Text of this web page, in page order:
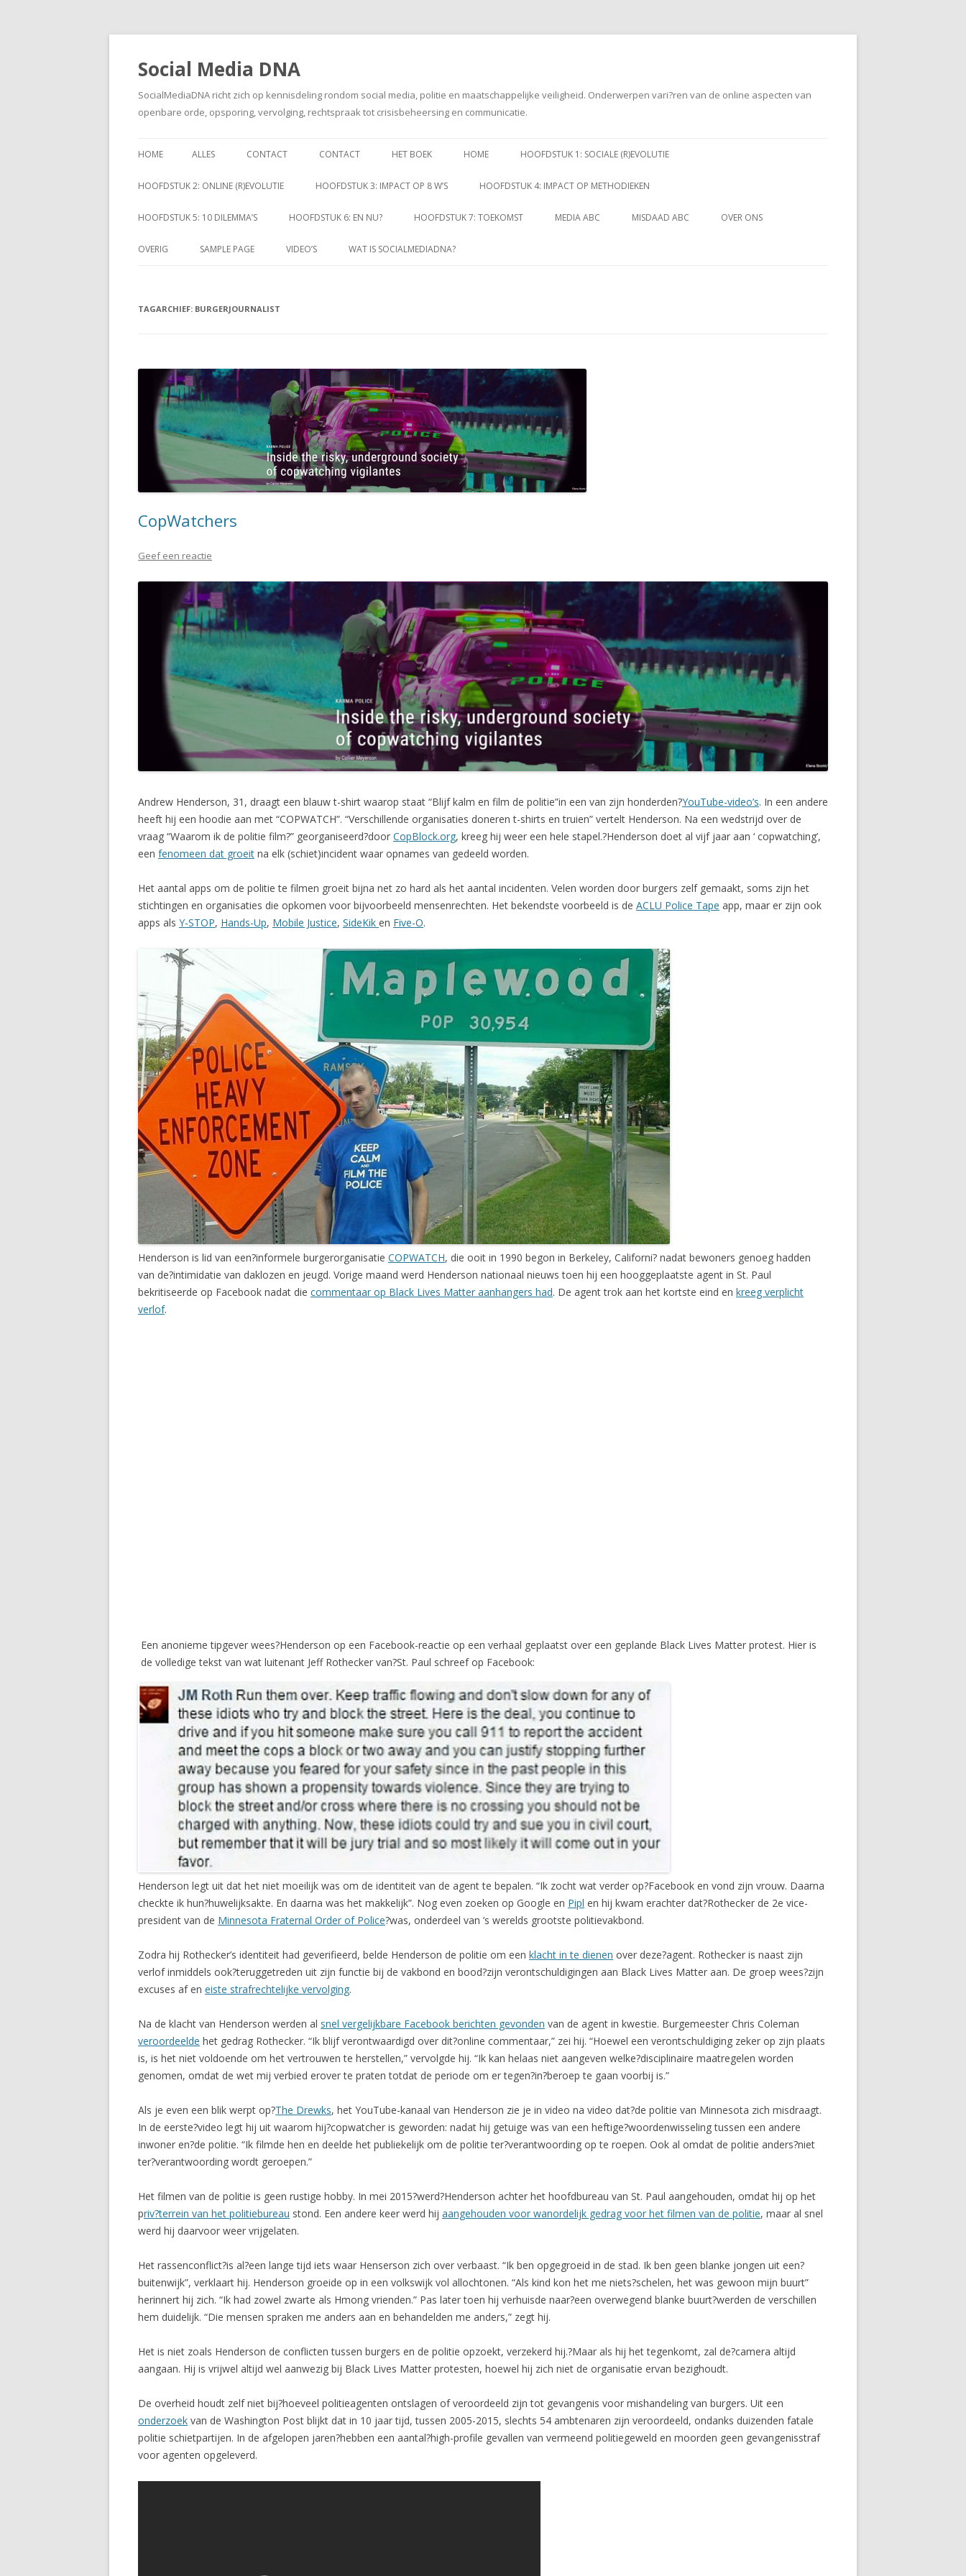
Social Media DNA
SocialMediaDNA richt zich op kennisdeling rondom social media, politie en maatschappelijke veiligheid. Onderwerpen vari?ren van de online aspecten van
openbare orde, opsporing, vervolging, rechtspraak tot crisisbeheersing en communicatie.
naar
HOME ALLES CONTACT CONTACT HET BOEK HOME HOOFDSTUK 1: SOCIALE (R)EVOLUTIE
HOOFDSTUK 2: ONLINE (R)EVOLUTIE HOOFDSTUK 3: IMPACT OP 8 W’S HOOFDSTUK 4: IMPACT OP METHODIEKEN
HOOFDSTUK 5: 10 DILEMMA’S HOOFDSTUK 6: EN NU? HOOFDSTUK 7: TOEKOMST MEDIA ABC MISDAAD ABC OVER ONS
OVERIG SAMPLE PAGE VIDEO’S WAT IS SOCIALMEDIADNA?
TAGARCHIEF: BURGERJOURNALIST
CopWatchers
Geef een reactie
Andrew Henderson, 31, draagt een blauw t-shirt waarop staat “Blijf kalm en film de politie”in een van zijn honderden?YouTube-video’s. In een andere
heeft hij een hoodie aan met “COPWATCH”. “Verschillende organisaties doneren t-shirts en truien” vertelt Henderson. Na een wedstrijd over de
vraag “Waarom ik de politie film?” georganiseerd?door CopBlock.org, kreeg hij weer een hele stapel.?Henderson doet al vijf jaar aan ‘ copwatching’,
een fenomeen dat groeit na elk (schiet)incident waar opnames van gedeeld worden.
Het aantal apps om de politie te filmen groeit bijna net zo hard als het aantal incidenten. Velen worden door burgers zelf gemaakt, soms zijn het
stichtingen en organisaties die opkomen voor bijvoorbeeld mensenrechten. Het bekendste voorbeeld is de ACLU Police Tape app, maar er zijn ook
apps als Y-STOP, Hands-Up, Mobile Justice, SideKik en Five-O.
Henderson is lid van een?informele burgerorganisatie COPWATCH, die ooit in 1990 begon in Berkeley, Californi? nadat bewoners genoeg hadden
van de?intimidatie van daklozen en jeugd. Vorige maand werd Henderson nationaal nieuws toen hij een hooggeplaatste agent in St. Paul
bekritiseerde op Facebook nadat die commentaar op Black Lives Matter aanhangers had. De agent trok aan het kortste eind en kreeg verplicht
verlof.
Een anonieme tipgever wees?Henderson op een Facebook-reactie op een verhaal geplaatst over een geplande Black Lives Matter protest. Hier is
de volledige tekst van wat luitenant Jeff Rothecker van?St. Paul schreef op Facebook:
Henderson legt uit dat het niet moeilijk was om de identiteit van de agent te bepalen. “Ik zocht wat verder op?Facebook en vond zijn vrouw. Daarna
checkte ik hun?huwelijksakte. En daarna was het makkelijk”. Nog even zoeken op Google en Pipl en hij kwam erachter dat?Rothecker de 2e vice-
president van de Minnesota Fraternal Order of Police?was, onderdeel van ’s werelds grootste politievakbond.
Zodra hij Rothecker’s identiteit had geverifieerd, belde Henderson de politie om een klacht in te dienen over deze?agent. Rothecker is naast zijn
verlof inmiddels ook?teruggetreden uit zijn functie bij de vakbond en bood?zijn verontschuldigingen aan Black Lives Matter aan. De groep wees?zijn
excuses af en eiste strafrechtelijke vervolging.
Na de klacht van Henderson werden al snel vergelijkbare Facebook berichten gevonden van de agent in kwestie. Burgemeester Chris Coleman
veroordeelde het gedrag Rothecker. “Ik blijf verontwaardigd over dit?online commentaar,” zei hij. “Hoewel een verontschuldiging zeker op zijn plaats
is, is het niet voldoende om het vertrouwen te herstellen,” vervolgde hij. “Ik kan helaas niet aangeven welke?disciplinaire maatregelen worden
genomen, omdat de wet mij verbied erover te praten totdat de periode om er tegen?in?beroep te gaan voorbij is.”
Als je even een blik werpt op?The Drewks, het YouTube-kanaal van Henderson zie je in video na video dat?de politie van Minnesota zich misdraagt.
In de eerste?video legt hij uit waarom hij?copwatcher is geworden: nadat hij getuige was van een heftige?woordenwisseling tussen een andere
inwoner en?de politie. “Ik filmde hen en deelde het publiekelijk om de politie ter?verantwoording op te roepen. Ook al omdat de politie anders?niet
ter?verantwoording wordt geroepen.”
Het filmen van de politie is geen rustige hobby. In mei 2015?werd?Henderson achter het hoofdbureau van St. Paul aangehouden, omdat hij op het
priv?terrein van het politiebureau stond. Een andere keer werd hij aangehouden voor wanordelijk gedrag voor het filmen van de politie, maar al snel
werd hij daarvoor weer vrijgelaten.
Het rassenconflict?is al?een lange tijd iets waar Henserson zich over verbaast. “Ik ben opgegroeid in de stad. Ik ben geen blanke jongen uit een?
buitenwijk”, verklaart hij. Henderson groeide op in een volkswijk vol allochtonen. “Als kind kon het me niets?schelen, het was gewoon mijn buurt”
herinnert hij zich. “Ik had zowel zwarte als Hmong vrienden.” Pas later toen hij verhuisde naar?een overwegend blanke buurt?werden de verschillen
hem duidelijk. “Die mensen spraken me anders aan en behandelden me anders,” zegt hij.
Het is niet zoals Henderson de conflicten tussen burgers en de politie opzoekt, verzekerd hij.?Maar als hij het tegenkomt, zal de?camera altijd
aangaan. Hij is vrijwel altijd wel aanwezig bij Black Lives Matter protesten, hoewel hij zich niet de organisatie ervan bezighoudt.
De overheid houdt zelf niet bij?hoeveel politieagenten ontslagen of veroordeeld zijn tot gevangenis voor mishandeling van burgers. Uit een
onderzoek van de Washington Post blijkt dat in 10 jaar tijd, tussen 2005-2015, slechts 54 ambtenaren zijn veroordeeld, ondanks duizenden fatale
politie schietpartijen. In de afgelopen jaren?hebben een aantal?high-profile gevallen van vermeend politiegeweld en moorden geen gevangenisstraf
voor agenten opgeleverd.